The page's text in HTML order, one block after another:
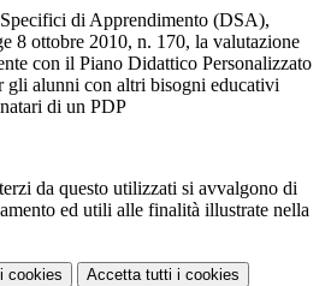
di Apprendimento (DSA),
8 ottobre 2010, n. 170, la valutazione
con il Piano Didattico Personalizzato
gli alunni con altri bisogni educativi
di un PDP
da questo utilizzati si avvalgono di
ed utili alle finalità illustrate nella
i cookies Accetta tutti i cookies